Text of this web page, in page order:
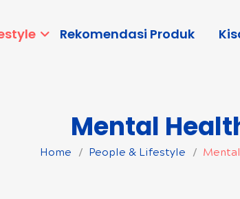
Rekomendasi Produk
Mental
Home People & Lifestyle